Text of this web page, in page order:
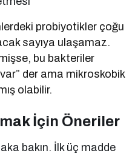
probiyotikler çoğu
sayıya ulaşamaz.
bu bakteriler
der ama mikroskobik
olabilir.
İçin Öneriler
bakın. İlk üç madde